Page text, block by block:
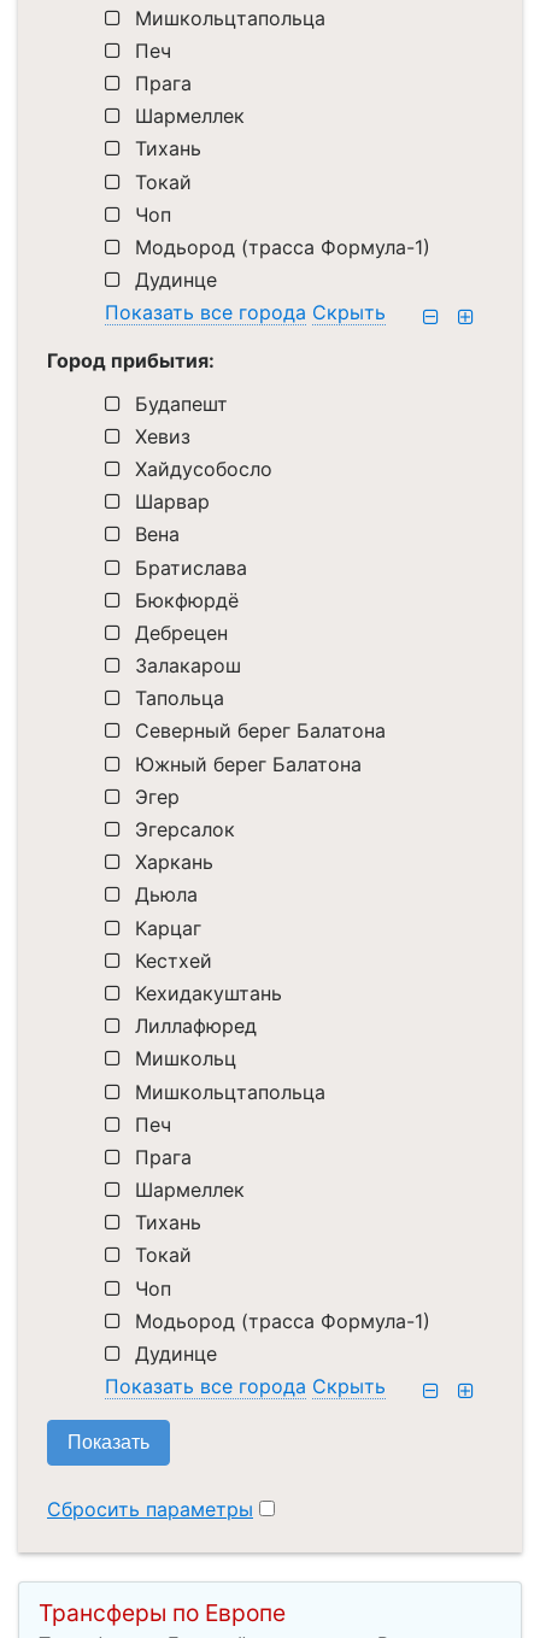
Трансферы по Европе
Мишкольцтапольца
Печ
Прага
Шармеллек
Тихань
Токай
Чоп
Модьород (трасса Формула-1)
Дудинце
Показать все города Скрыть
Город прибытия:
Будапешт
Хевиз
Хайдусобосло
Шарвар
Вена
Братислава
Бюкфюрдё
Дебрецен
Залакарош
Тапольца
Северный берег Балатона
Южный берег Балатона
Эгер
Эгерсалок
Харкань
Дьюла
Карцаг
Кестхей
Кехидакуштань
Лиллафюред
Мишкольц
Мишкольцтапольца
Печ
Прага
Шармеллек
Тихань
Токай
Чоп
Модьород (трасса Формула-1)
Дудинце
Показать все города Скрыть
Сбросить параметры